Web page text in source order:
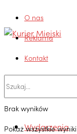
O nas
Reklama
Kontakt
Brak wyników
Pokaż wszystkie wyniki
Wydarzenia